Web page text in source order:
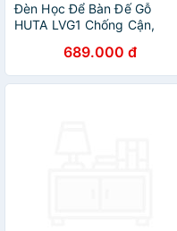
Đèn Học Để Bàn Đế Gỗ
HUTA LVG1 Chống Cận,
Học Bàn Làm Việc, Bóng
Đèn Led Đổi Màu Tiết Kiệm
Điện
689.000 đ